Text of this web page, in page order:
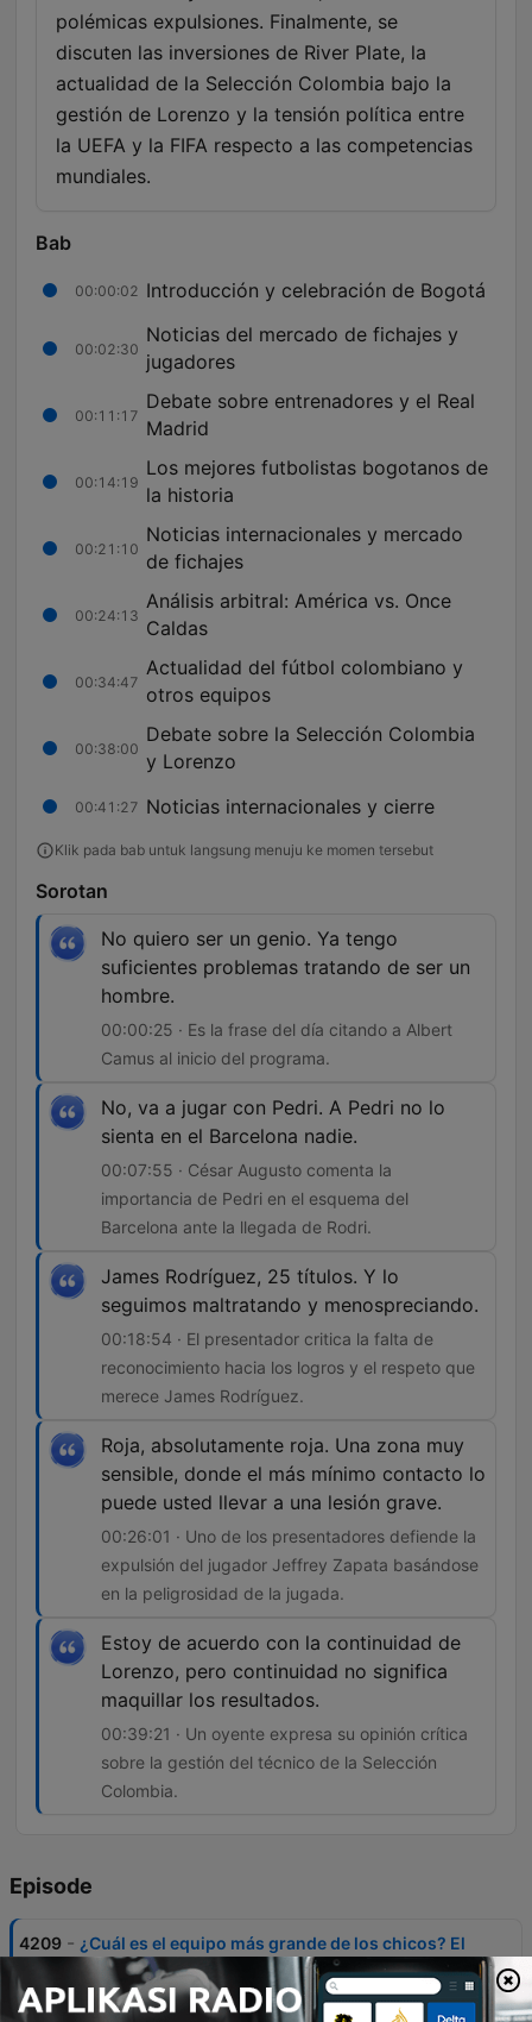
polémicas expulsiones. Finalmente, se
discuten las inversiones de River Plate, la
actualidad de la Selección Colombia bajo la
gestión de Lorenzo y la tensión política entre
la UEFA y la FIFA respecto a las competencias
mundiales.
Bab
00:00:02 Introducción y celebración de Bogotá
00:02:30
Noticias del mercado de fichajes y
jugadores
00:11:17
Debate sobre entrenadores y el Real
Madrid
00:14:19
Los mejores futbolistas bogotanos de
la historia
00:21:10
Noticias internacionales y mercado
de fichajes
00:24:13
Análisis arbitral: América vs. Once
Caldas
00:34:47
Actualidad del fútbol colombiano y
otros equipos
00:38:00
Debate sobre la Selección Colombia
y Lorenzo
00:41:27 Noticias internacionales y cierre
Klik pada bab untuk langsung menuju ke momen tersebut
Sorotan
No quiero ser un genio. Ya tengo
suficientes problemas tratando de ser un
hombre.
00:00:25 · Es la frase del día citando a Albert
Camus al inicio del programa.
No, va a jugar con Pedri. A Pedri no lo
sienta en el Barcelona nadie.
00:07:55 · César Augusto comenta la
importancia de Pedri en el esquema del
Barcelona ante la llegada de Rodri.
James Rodríguez, 25 títulos. Y lo
seguimos maltratando y menospreciando.
00:18:54 · El presentador critica la falta de
reconocimiento hacia los logros y el respeto que
merece James Rodríguez.
Roja, absolutamente roja. Una zona muy
sensible, donde el más mínimo contacto lo
puede usted llevar a una lesión grave.
00:26:01 · Uno de los presentadores defiende la
expulsión del jugador Jeffrey Zapata basándose
en la peligrosidad de la jugada.
Estoy de acuerdo con la continuidad de
Lorenzo, pero continuidad no significa
maquillar los resultados.
00:39:21 · Un oyente expresa su opinión crítica
sobre la gestión del técnico de la Selección
Colombia.
Episode
4209 - ¿Cuál es el equipo más grande de los chicos? El
Pulso del Fútbol, 6 de agosto del 2026
En este episodio, los presentadores celebran el cumpleaños de Bogotá y analizan el mercado de fichajes internacional y local, incluyendo movimientos de jugadores como Rodri al Barcelona y la llegada de Yán Poveda a Atlético Nacional. También se debate sobre posibles entrenadores para el Real Madrid y se rinde homenaje a futbolistas bogotanos históricos como Camilo Vargas. El programa profundiza en el análisis arbitral del partido entre América y Once Caldas, destacando polémicas expulsiones. Finalmente, se discuten las inversiones de River Plate, la actualidad de la Selección Colombia bajo la gestión de Lorenzo y la tensión política entre la UEFA y la FIFA respecto a las competencias mundiales.
06 Agu 2026